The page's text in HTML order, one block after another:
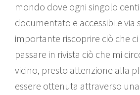
mondo dove ogni singolo
documentato e accessibile via
importante riscoprire ciò che
passare in rivista ciò che mi
vicino, presto attenzione alla
essere ottenuta attraverso